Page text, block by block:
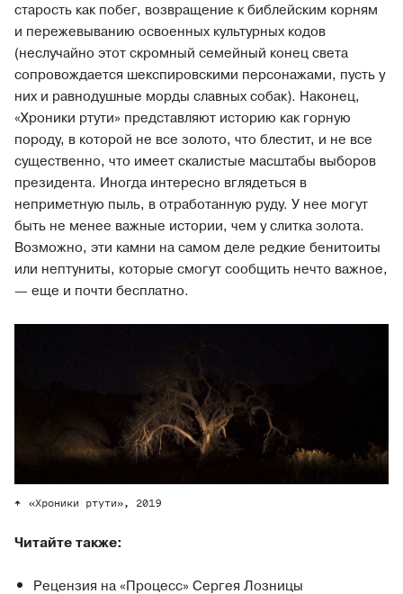
старость как побег, возвращение к библейским корням
и пережевыванию освоенных культурных кодов
(неслучайно этот скромный семейный конец света
сопровождается шекспировскими персонажами, пусть у
них и равнодушные морды славных собак). Наконец,
«Хроники ртути» представляют историю как горную
породу, в которой не все золото, что блестит, и не все
существенно, что имеет скалистые масштабы выборов
президента. Иногда интересно вглядеться в
неприметную пыль, в отработанную руду. У нее могут
быть не менее важные истории, чем у слитка золота.
Возможно, эти камни на самом деле редкие бенитоиты
или нептуниты, которые смогут сообщить нечто важное,
— еще и почти бесплатно.
«Хроники ртути», 2019
Читайте также:
Рецензия на «Процесс» Сергея Лозницы